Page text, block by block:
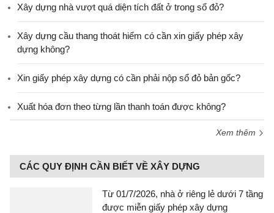
Xây dựng nhà vượt quá diện tích đất ở trong sổ đỏ?
Xây dựng cầu thang thoát hiểm có cần xin giấy phép xây
dựng không?
Xin giấy phép xây dựng có cần phải nộp sổ đỏ bản gốc?
Xuất hóa đơn theo từng lần thanh toán được không?
Xem thêm
CÁC QUY ĐỊNH CẦN BIẾT VỀ XÂY DỰNG
Từ 01/7/2026, nhà ở riêng lẻ dưới 7 tầng
được miễn giấy phép xây dựng